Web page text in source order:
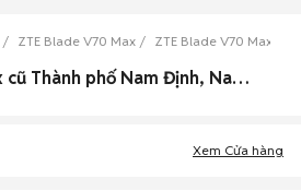
ZTE Blade V70 Max ZTE Blade V70 Max
0 Zte Blade V70 Max cũ Thành phố Nam Định, Nam Định đẹp
Xem Cửa hàng